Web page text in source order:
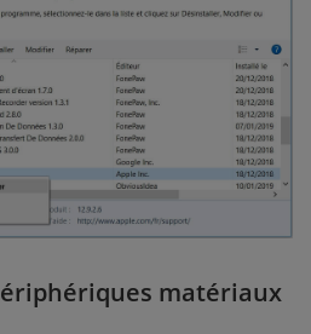
matériaux